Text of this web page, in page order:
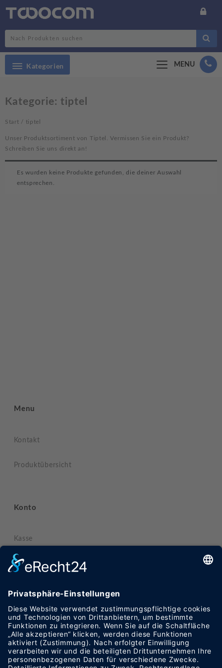
Kategorien MENU
Kategorie: tiptel
Start / tiptel
Unser Produktsortiment von Tiptel. Vermissen Sie ein Produkt?
Schreiben Sie uns direkt an!
Es wurden keine Produkte gefunden, die deiner Auswahl
entsprechen.
Menu
Kontakt
Produktübersicht
Konto
Kasse
Mein Konto
Informationen
Datenschutzerklärung